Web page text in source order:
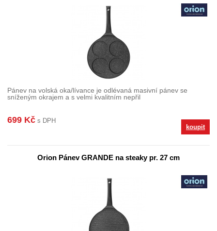
Pánev na volská oka/lívance je odlévaná masivní pánev se
sníženým okrajem a s velmi kvalitním nepřil
699 Kč s DPH
koupit
Orion Pánev GRANDE na steaky pr. 27 cm